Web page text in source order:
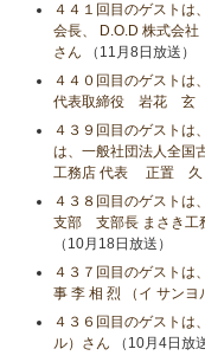
４４１回目のゲスト
会長、 D.O.D 株式会
さん （11月8日放送）
４４０回目のゲスト
代表取締役 岩花 玄
４３９回目のゲストは
は、一般社団法人全
工務店 代表 正置 久
４３８回目のゲスト
支部 支部長 まさき
（10月18日放送）
４３７回目のゲストは
事 李 相 烈 （イ サンヨ
４３６回目のゲストは
ル）さん （10月4日放